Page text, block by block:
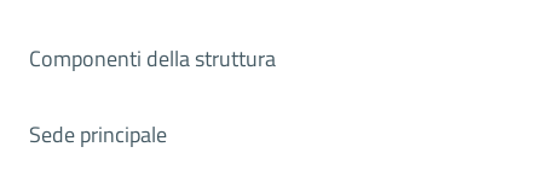
Componenti della struttura
Sede principale